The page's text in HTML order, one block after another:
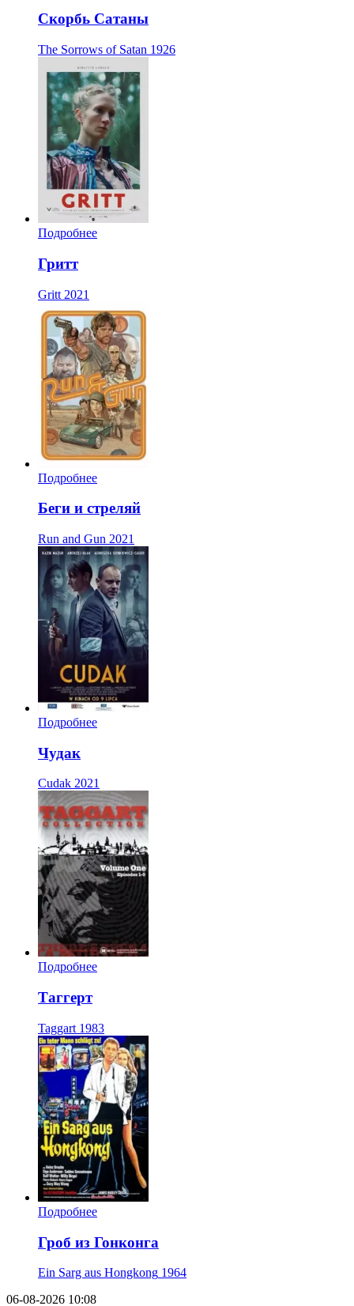
Скорбь Сатаны
The Sorrows of Satan 1926
Подробнее
Гритт
Gritt 2021
Подробнее
Беги и стреляй
Run and Gun 2021
Подробнее
Чудак
Cudak 2021
Подробнее
Таггерт
Taggart 1983
Подробнее
Гроб из Гонконга
Ein Sarg aus Hongkong 1964
06-08-2026 10:08